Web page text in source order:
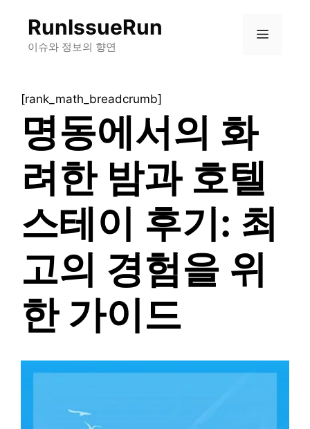
RunIssueRun
이슈와 정보의 향연
메
[rank_math_breadcrumb]
명동에서의 화
려한 밤과 호텔
스테이 후기: 최
고의 경험을 위
한 가이드